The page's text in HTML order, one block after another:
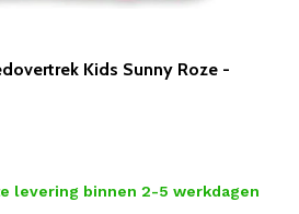
Kids Sunny Roze -
levering binnen 2-5 werkdagen